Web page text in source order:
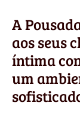
A
aos seus
íntima
um